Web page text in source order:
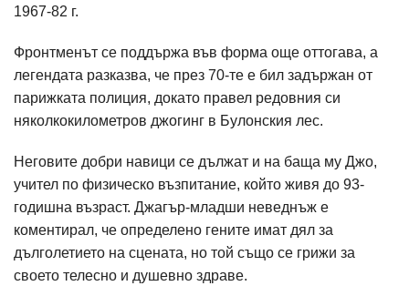
1967-82 г.
Фронтменът се поддържа във форма още оттогава, а
легендата разказва, че през 70-те е бил задържан от
парижката полиция, докато правел редовния си
няколкокилометров джогинг в Булонския лес.
Неговите добри навици се дължат и на баща му Джо,
учител по физическо възпитание, който живя до 93-
годишна възраст. Джагър-младши неведнъж е
коментирал, че определено гените имат дял за
дълголетието на сцената, но той също се грижи за
своето телесно и душевно здраве.